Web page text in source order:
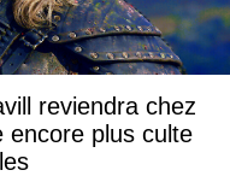
reviendra chez
encore plus culte